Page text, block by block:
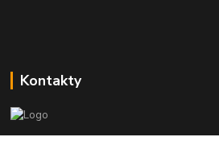
Kontakty